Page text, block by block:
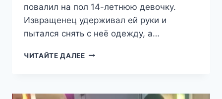
повалил на пол 14-летнюю девочку.
Извращенец удерживал ей руки и
пытался снять с неё одежду, а…
ЧИТАЙТЕ ДАЛЕЕВ
ПЕДОФИЛА,